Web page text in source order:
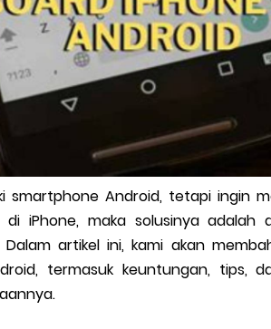
Cara Menghapus Panggilan Di Ig
Bitcoin Miner Android: Apa Itu Dan
Pp Wa Couple Pasangan: Cara Terbaik
Simpan Profil Ig Dengan Mudah
Aplikasi Togel Android: Solusi Praktis
Siap Video Call, tapi Download
smartphone Android, tetapi ingin
iPhone, maka solusinya adalah
Dalam artikel ini, kami akan
termasuk keuntungan, tips,